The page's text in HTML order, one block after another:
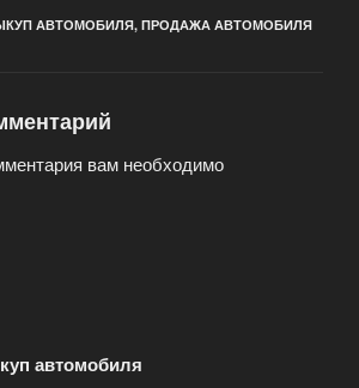
АВТОМОБИЛЯ, ПРОДАЖА АВТОМОБИЛЯ
вам необходимо
автомобиля